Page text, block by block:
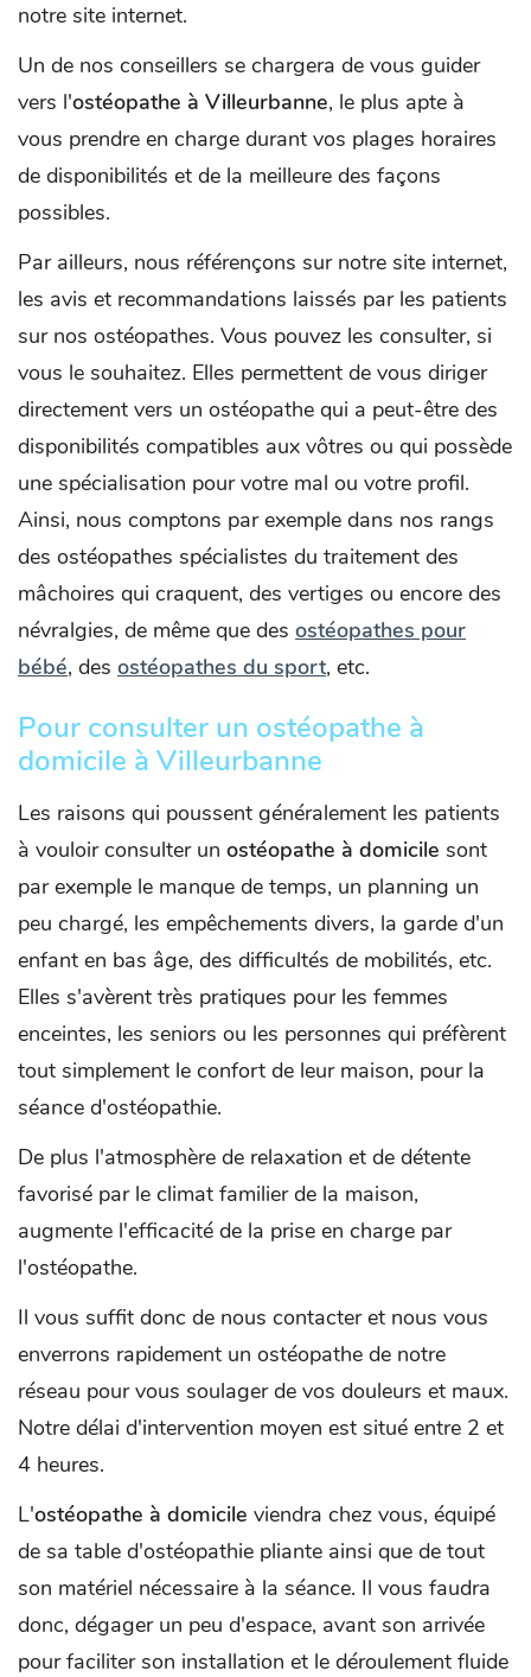
notre site internet.
Un de nos conseillers se chargera de vous guider
vers l'ostéopathe à Villeurbanne, le plus apte à
vous prendre en charge durant vos plages horaires
de disponibilités et de la meilleure des façons
possibles.
Par ailleurs, nous référençons sur notre site internet,
les avis et recommandations laissés par les patients
sur nos ostéopathes. Vous pouvez les consulter, si
vous le souhaitez. Elles permettent de vous diriger
directement vers un ostéopathe qui a peut-être des
disponibilités compatibles aux vôtres ou qui possède
une spécialisation pour votre mal ou votre profil.
Ainsi, nous comptons par exemple dans nos rangs
des ostéopathes spécialistes du traitement des
mâchoires qui craquent, des vertiges ou encore des
névralgies, de même que des ostéopathes pour
bébé, des ostéopathes du sport, etc.
Pour consulter un ostéopathe à
domicile à Villeurbanne
Les raisons qui poussent généralement les patients
à vouloir consulter un ostéopathe à domicile sont
par exemple le manque de temps, un planning un
peu chargé, les empêchements divers, la garde d'un
enfant en bas âge, des difficultés de mobilités, etc.
Elles s'avèrent très pratiques pour les femmes
enceintes, les seniors ou les personnes qui préfèrent
tout simplement le confort de leur maison, pour la
séance d'ostéopathie.
De plus l'atmosphère de relaxation et de détente
favorisé par le climat familier de la maison,
augmente l'efficacité de la prise en charge par
l'ostéopathe.
Il vous suffit donc de nous contacter et nous vous
enverrons rapidement un ostéopathe de notre
réseau pour vous soulager de vos douleurs et maux.
Notre délai d'intervention moyen est situé entre 2 et
4 heures.
L'ostéopathe à domicile viendra chez vous, équipé
de sa table d'ostéopathie pliante ainsi que de tout
son matériel nécessaire à la séance. Il vous faudra
donc, dégager un peu d'espace, avant son arrivée
pour faciliter son installation et le déroulement fluide